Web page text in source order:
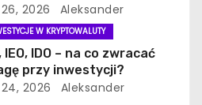
2026 Aleksander
W KRYPTOWALUTY
IEO, IDO – na co zwracać
przy inwestycji?
2026 Aleksander